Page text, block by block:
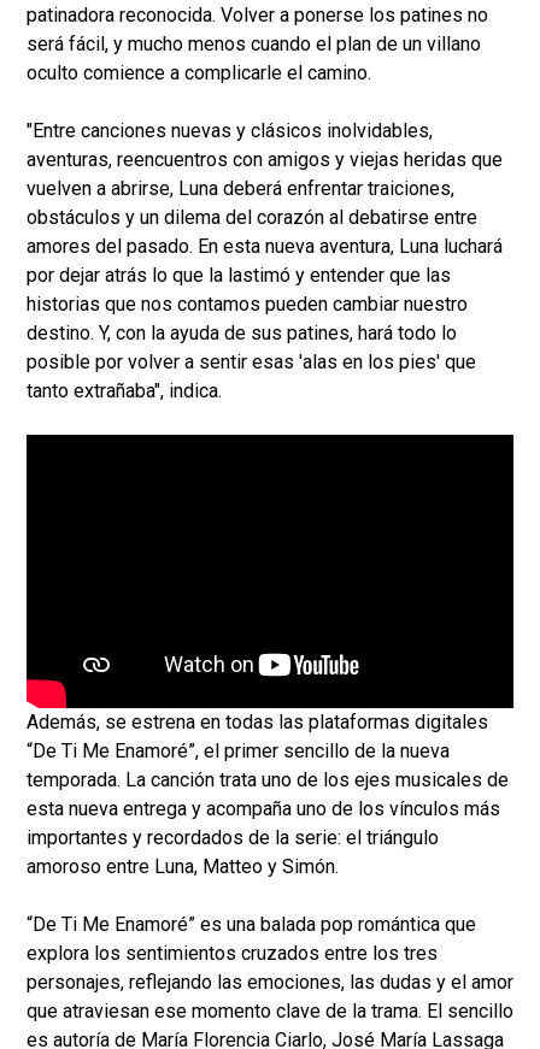
patinadora reconocida. Volver a ponerse los patines no
será fácil, y mucho menos cuando el plan de un villano
oculto comience a complicarle el camino.
"Entre canciones nuevas y clásicos inolvidables,
aventuras, reencuentros con amigos y viejas heridas que
vuelven a abrirse, Luna deberá enfrentar traiciones,
obstáculos y un dilema del corazón al debatirse entre
amores del pasado. En esta nueva aventura, Luna luchará
por dejar atrás lo que la lastimó y entender que las
historias que nos contamos pueden cambiar nuestro
destino. Y, con la ayuda de sus patines, hará todo lo
posible por volver a sentir esas 'alas en los pies' que
tanto extrañaba", indica.
Además, se estrena en todas las plataformas digitales
“De Ti Me Enamoré”, el primer sencillo de la nueva
temporada. La canción trata uno de los ejes musicales de
esta nueva entrega y acompaña uno de los vínculos más
importantes y recordados de la serie: el triángulo
amoroso entre Luna, Matteo y Simón.
“De Ti Me Enamoré” es una balada pop romántica que
explora los sentimientos cruzados entre los tres
personajes, reflejando las emociones, las dudas y el amor
que atraviesan ese momento clave de la trama. El sencillo
es autoría de María Florencia Ciarlo, José María Lassaga